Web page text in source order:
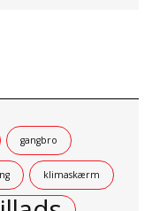
gangbro
klimaskærm